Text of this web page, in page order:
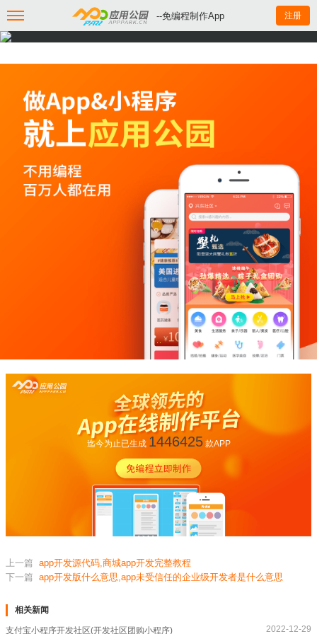
--免编程制作App 注册
迄今为止已生成 1446425款APP
上一篇 app开发源代码,商城app开发完整教程
下一篇 app开发版什么意思,app未受信任的企业级开发者是什么意思
相关新闻
支付宝小程序开发社区(开发社区团购小程序) 2022-12-29